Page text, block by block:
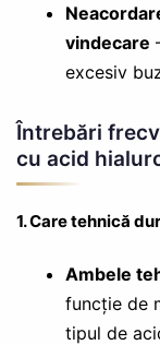
vindecare
excesiv
Întrebări
cu acid
1. Care tehnică
Ambele
funcție de
tipul de